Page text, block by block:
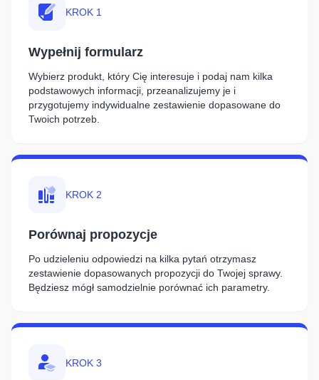
KROK 1
Wypełnij formularz
Wybierz produkt, który Cię interesuje i podaj nam kilka
podstawowych informacji, przeanalizujemy je i
przygotujemy indywidualne zestawienie dopasowane do
Twoich potrzeb.
KROK 2
Porównaj propozycje
Po udzieleniu odpowiedzi na kilka pytań otrzymasz
zestawienie dopasowanych propozycji do Twojej sprawy.
Będziesz mógł samodzielnie porównać ich parametry.
KROK 3